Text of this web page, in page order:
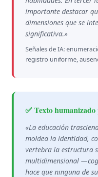
importante destacar
dimensiones que se
significativa.»
Señales de IA:
registro uniforme,
✅ Texto
«La educación
moldea la identidad,
vertebra la estructura
multidimensional
hace que ninguna de